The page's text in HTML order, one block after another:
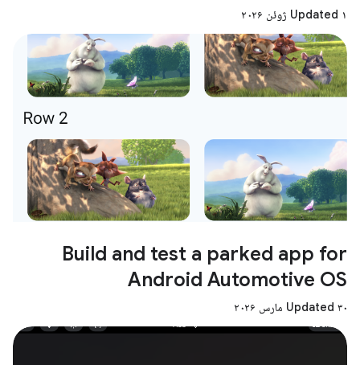
Updated ۱ ژوئن ۲۰۲۶
Build and test a parked app for
Android Automotive OS
Updated ۳۰ مارس ۲۰۲۶